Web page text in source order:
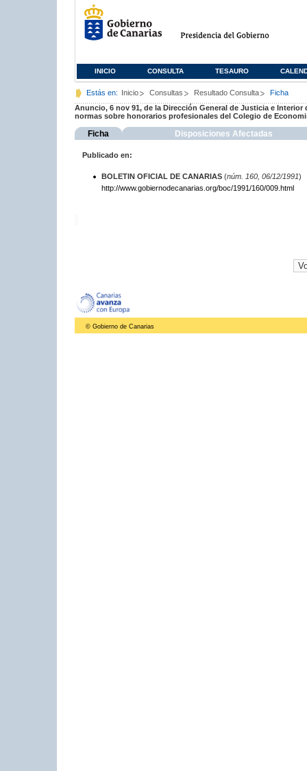
INICIO CONSULTA TESAURO
Estás en: Inicio Consultas Resultado Consulta
Ficha
Anuncio, 6 nov 91, de la Dirección General de Justicia e
normas sobre honorarios profesionales del Colegio de
Ficha Disposiciones Afectadas
Publicado en:
BOLETIN OFICIAL DE CANARIAS(núm. 160, 06/12/1991)
http://www.gobiernodecanarias.org/boc/1991/160/009.html
© Gobierno de Canarias